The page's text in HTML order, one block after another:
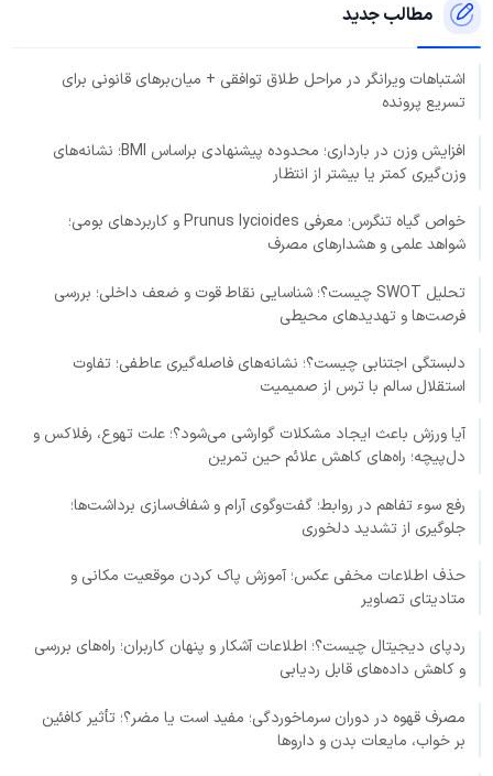
مطالب جدید
اشتباهات ویرانگر در مراحل طلاق توافقی + میان‌برهای قانونی برای
تسریع پرونده
افزایش وزن در بارداری؛ محدوده پیشنهادی براساس BMI؛ نشانه‌های
وزن‌گیری کمتر یا بیشتر از انتظار
خواص گیاه تنگرس؛ معرفی Prunus lycioides و کاربردهای بومی؛
شواهد علمی و هشدارهای مصرف
تحلیل SWOT چیست؟؛ شناسایی نقاط قوت و ضعف داخلی؛ بررسی
فرصت‌ها و تهدیدهای محیطی
دلبستگی اجتنابی چیست؟؛ نشانه‌های فاصله‌گیری عاطفی؛ تفاوت
استقلال سالم با ترس از صمیمیت
آیا ورزش باعث ایجاد مشکلات گوارشی می‌شود؟؛ علت تهوع، رفلاکس و
دل‌پیچه؛ راه‌های کاهش علائم حین تمرین
رفع سوء تفاهم در روابط؛ گفت‌وگوی آرام و شفاف‌سازی برداشت‌ها؛
جلوگیری از تشدید دلخوری
حذف اطلاعات مخفی عکس؛ آموزش پاک کردن موقعیت مکانی و
متادیتای تصاویر
ردپای دیجیتال چیست؟؛ اطلاعات آشکار و پنهان کاربران؛ راه‌های بررسی
و کاهش داده‌های قابل ردیابی
مصرف قهوه در دوران سرماخوردگی؛ مفید است یا مضر؟؛ تأثیر کافئین
بر خواب، مایعات بدن و داروها